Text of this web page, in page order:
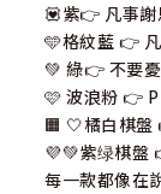
💟紫👉 凡事謝
🩵格紋藍 👉
💚 綠👉 不要
🩷 波浪粉 👉
🟧 🤍橘白棋盤
💜💚紫绿棋盤
每一款都像在